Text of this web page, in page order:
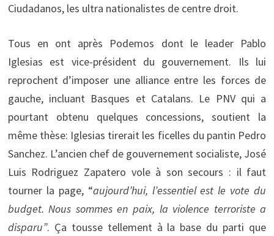
Ciudadanos, les ultra nationalistes de centre droit.
Tous en ont après Podemos dont le leader Pablo
Iglesias est vice-président du gouvernement. Ils lui
reprochent d’imposer une alliance entre les forces de
gauche, incluant Basques et Catalans. Le PNV qui a
pourtant obtenu quelques concessions, soutient la
même thèse: Iglesias tirerait les ficelles du pantin Pedro
Sanchez. L’ancien chef de gouvernement socialiste, José
Luis Rodriguez Zapatero vole à son secours : il faut
tourner la page, “aujourd’hui, l’essentiel est le vote du
budget. Nous sommes en paix, la violence terroriste a
disparu”. Ça tousse tellement à la base du parti que